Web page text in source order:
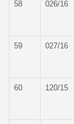
58 026/16
59 027/16
60 120/15